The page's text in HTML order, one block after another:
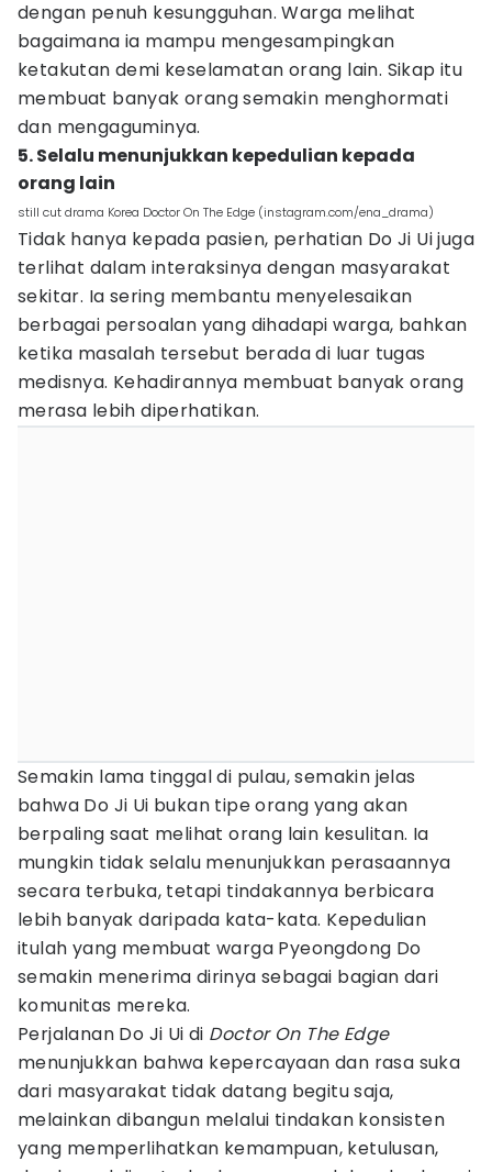
dengan penuh kesungguhan. Warga melihat
bagaimana ia mampu mengesampingkan
ketakutan demi keselamatan orang lain. Sikap itu
membuat banyak orang semakin menghormati
dan mengaguminya.
5. Selalu menunjukkan kepedulian kepada
orang lain
still cut drama Korea Doctor On The Edge (instagram.com/ena_drama)
Tidak hanya kepada pasien, perhatian Do Ji Ui juga
terlihat dalam interaksinya dengan masyarakat
sekitar. Ia sering membantu menyelesaikan
berbagai persoalan yang dihadapi warga, bahkan
ketika masalah tersebut berada di luar tugas
medisnya. Kehadirannya membuat banyak orang
merasa lebih diperhatikan.
Semakin lama tinggal di pulau, semakin jelas
bahwa Do Ji Ui bukan tipe orang yang akan
berpaling saat melihat orang lain kesulitan. Ia
mungkin tidak selalu menunjukkan perasaannya
secara terbuka, tetapi tindakannya berbicara
lebih banyak daripada kata-kata. Kepedulian
itulah yang membuat warga Pyeongdong Do
semakin menerima dirinya sebagai bagian dari
komunitas mereka.
Perjalanan Do Ji Ui di Doctor On The Edge
menunjukkan bahwa kepercayaan dan rasa suka
dari masyarakat tidak datang begitu saja,
melainkan dibangun melalui tindakan konsisten
yang memperlihatkan kemampuan, ketulusan,